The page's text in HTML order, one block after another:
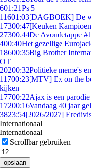
601:21Ps 5
11601:03[DAGBOEK] De
17300:47[Keuken
27300:44De Avondetappe
400:40Het gezellige
18600:35Big Brother
OT
20200:32Politieke meme's
11700:23[MTV] Ex on the
kijken
17700:22Ajax is een
17200:16Vandaag 40 jaar
3823:54[2026/2027]
Internationaal
Internationaal
Scrollbar gebruiken
opslaan